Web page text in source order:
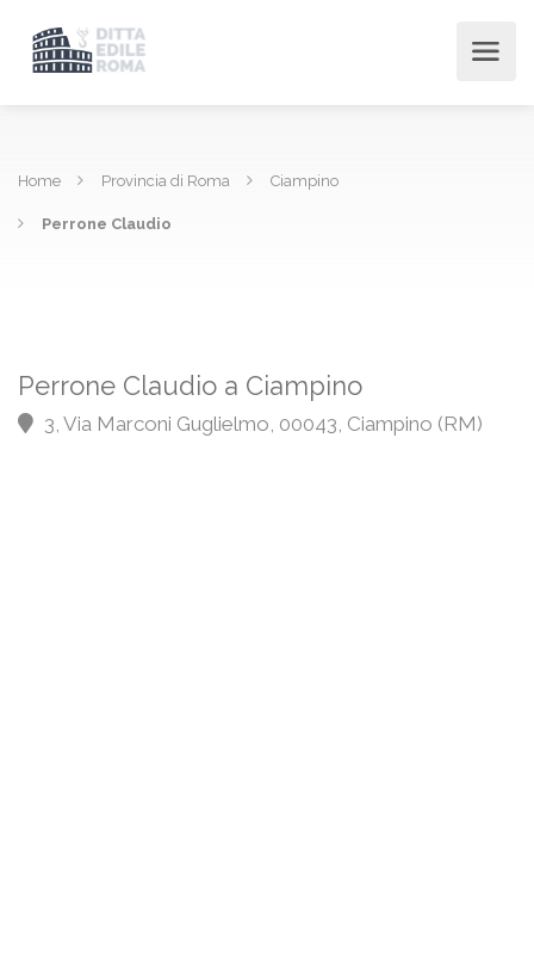
Home Provincia di Roma Ciampino
Perrone Claudio
Perrone Claudio a Ciampino
3, Via Marconi Guglielmo, 00043, Ciampino (RM)